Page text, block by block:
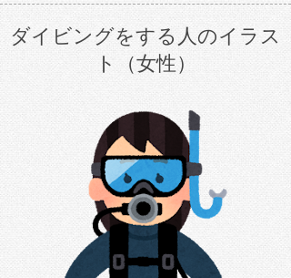
ダイビングをする人のイラス
ト（女性）